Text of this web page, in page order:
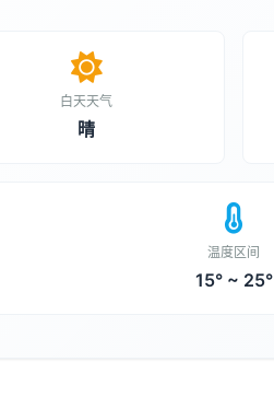
白天天气
晴
温度区间
15° ~ 25°